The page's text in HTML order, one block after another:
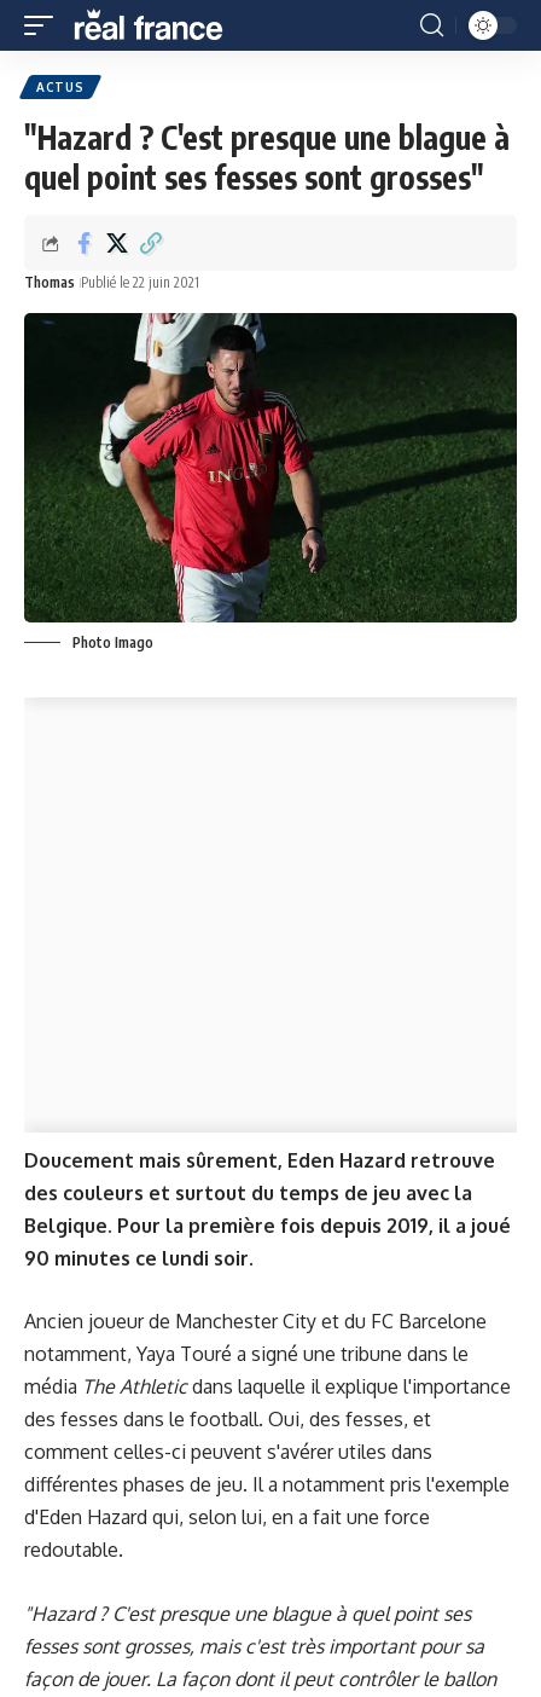
ACTUS
"Hazard ? C'est presque une blague à
quel point ses fesses sont grosses"
Thomas Publié le 22 juin 2021
Photo Imago
Doucement mais sûrement, Eden Hazard retrouve
des couleurs et surtout du temps de jeu avec la
Belgique. Pour la première fois depuis 2019, il a joué
90 minutes ce lundi soir.
Ancien joueur de Manchester City et du FC Barcelone
notamment, Yaya Touré a signé une tribune dans le
média The Athleticdans laquelle il explique l'importance
des fesses dans le football. Oui, des fesses, et
comment celles-ci peuvent s'avérer utiles dans
différentes phases de jeu. Il a notamment pris l'exemple
d'Eden Hazard qui, selon lui, en a fait une force
redoutable.
"Hazard ? C'est presque une blague à quel point ses
fesses sont grosses, mais c'est très important pour sa
façon de jouer. La façon dont il peut contrôler le ballon